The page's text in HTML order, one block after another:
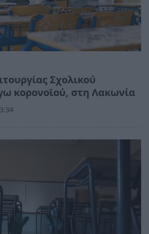
Σχολικού
κορονοϊού, στη Λακωνία